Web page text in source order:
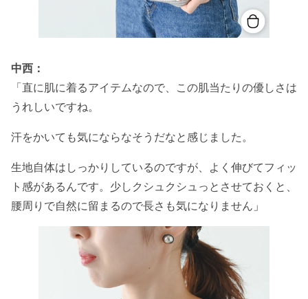
中西：
「直に肌に着るアイテムなので、この肌当たりの優しさは
うれしいですね。
汗をかいても気にならなそうだなと感じました。
生地自体はしっかりしているのですが、よく伸びてフィッ
ト感があるんです。少しクシュクシュっとさせておくと、
腰周りで自然に留まるので長さも気になりません 」